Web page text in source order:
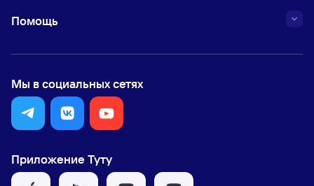
Помощь
Мы в социальных сетях
Приложение Туту